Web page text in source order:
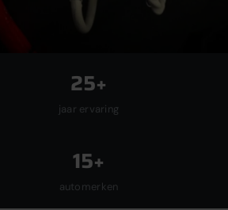
25+
jaar ervaring
15+
automerken